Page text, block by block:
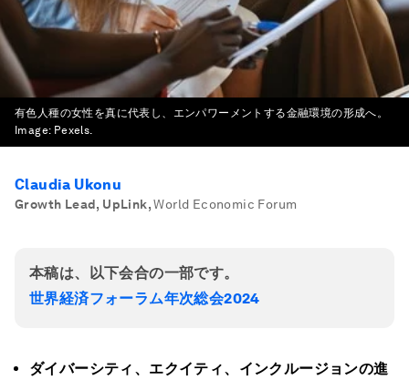
有色人種の女性を真に代表し、エンパワーメントする金融環境の形成へ。
Image: Pexels.
Claudia Ukonu
Growth Lead, UpLink, World Economic Forum
本稿は、以下会合の一部です。
世界経済フォーラム年次総会2024
ダイバーシティ、エクイティ、インクルージョンの進